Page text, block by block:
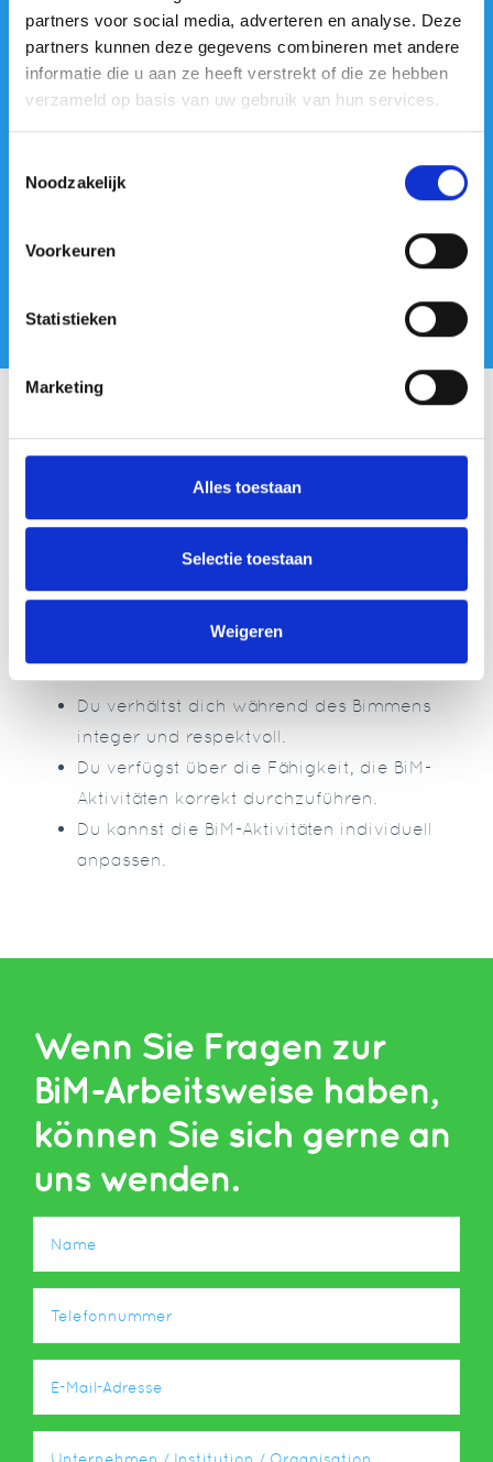
partners voor social media, adverteren en analyse. Deze
partners kunnen deze gegevens combineren met andere
informatie die u aan ze heeft verstrekt of die ze hebben
verzameld op basis van uw gebruik van hun services.
Noodzakelijk
Voorkeuren
Statistieken
Marketing
Alles toestaan
Selectie toestaan
Weigeren
Praxis + Supervision + Intervision BiM-
Aktivitäten
Mittagessen
Praxis + Supervision + Intervision BiM-
Abschluss
Wir bei BiM
Du weißt, worauf es bei der BiM-Methode
Du hast eine offene Haltung gegenüber
Du verhältst dich während des Bimmens
integer und respektvoll.
Du verfügst über die Fähigkeit, die BiM-
Aktivitäten korrekt durchzuführen.
Du kannst die BiM-Aktivitäten individuell
anpassen.
Wenn Sie Fragen zur
BiM-Arbeitsweise haben,
können Sie sich gerne an
uns wenden.